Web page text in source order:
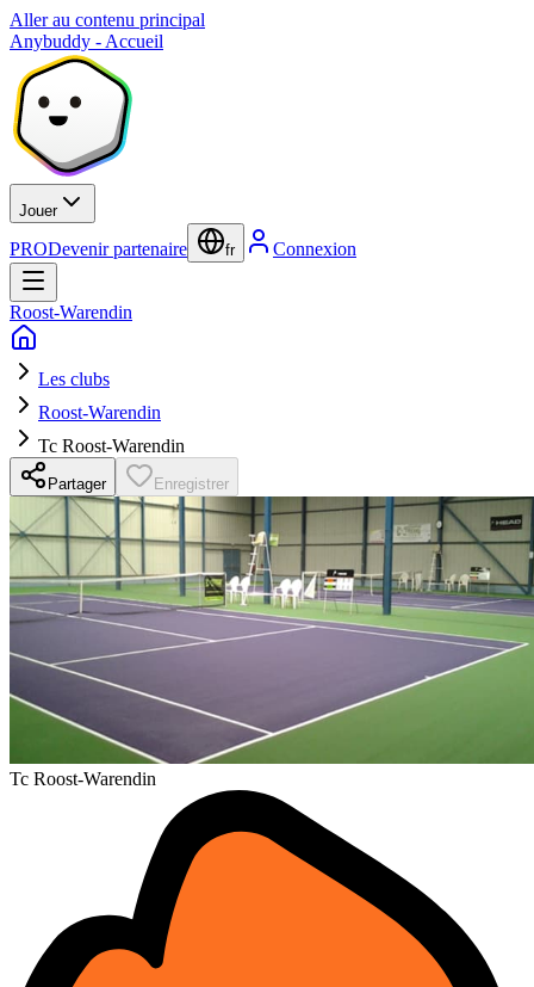
Aller au contenu principal
Anybuddy - Accueil
Jouer
PRODevenir partenaire fr Connexion
Roost-Warendin
Les clubs
Roost-Warendin
Tc Roost-Warendin
Partager Enregistrer
Tc Roost-Warendin